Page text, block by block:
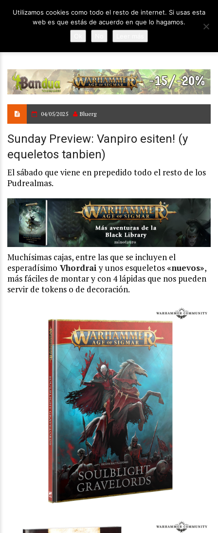
04/05/2025 Bluerg
Sunday Preview: Vanpiro esiten! (y
equeletos tanbien)
El sábado que viene en prepedido todo el resto de los
Pudrealmas.
Muchísimas cajas, entre las que se incluyen el
esperadísimo Vhordraiy unos esqueletos«nuevos»,
más fáciles de montar y con 4 lápidas que nos pueden
servir de tokens o de decoración.
Utilizamos cookies como todo el resto de internet. Si usas esta
web es que estás de acuerdo en que lo hagamos.